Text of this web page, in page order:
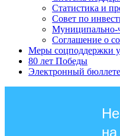
Статистика и
Совет по
Муниципально-
Соглашение о
Меры соцподдержки
80 лет Победы
Электронный
на